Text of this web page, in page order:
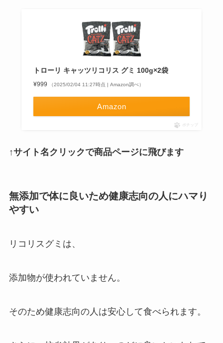
トローリ キャッツリコリス グミ 100g×2袋
¥999 （2025/02/04 11:27時点 | Amazon調べ）
Amazon
ポチップ
↑サイト名クリックで商品ページに飛びます
無添加で体に良いため健康志向の人にハマり
やすい
リコリスグミは、
添加物が使われていません。
そのため健康志向の人は安心して食べられます。